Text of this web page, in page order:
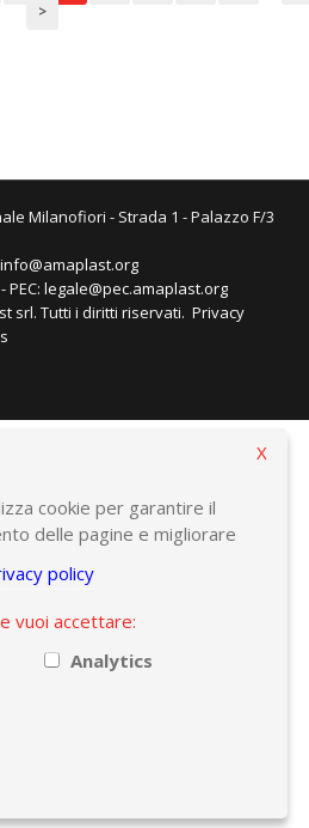
>
Milanofiori - Strada 1 - Palazzo F/3
info@amaplast.org
PEC:legale@pec.amaplast.org
srl. Tutti i diritti riservati.Privacy
cookie per garantire il
delle pagine e migliorare
policy
vuoi accettare:
Analytics
X